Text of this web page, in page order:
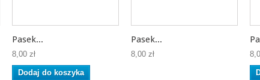
Pasek...
8,00 zł
Dodaj do koszyka
Pasek...
8,00 zł